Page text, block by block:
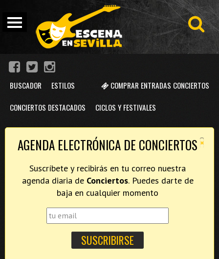
COMPRAR ENTRADAS CONCIERTOS
BUSCADOR ESTILOS
CONCIERTOS DESTACADOS CICLOS Y FESTIVALES
×
AGENDA ELECTRÓNICA DE CONCIERTOS
Suscríbete y recibirás en tu correo nuestra
agenda diaria de Conciertos. Puedes darte de
baja en cualquier momento